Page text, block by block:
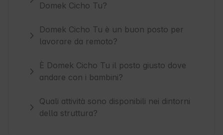
Domek Cicho Tu?
Domek Cicho Tu è un buon posto per
lavorare da remoto?
È Domek Cicho Tu il posto giusto dove
andare con i bambini?
Quali attività sono disponibili nei dintorni
della struttura?